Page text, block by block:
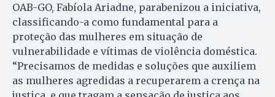
OAB-GO, Fabíola Ariadne, parabenizou a iniciativa,
classificando-a como fundamental para a
proteção das mulheres em situação de
vulnerabilidade e vítimas de violência doméstica.
“Precisamos de medidas e soluções que auxiliem
as mulheres agredidas a recuperarem a crença na